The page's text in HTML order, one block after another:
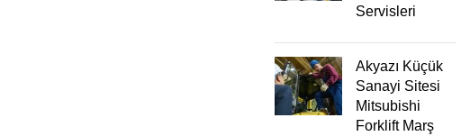
Servisleri
Akyazı Küçük
Sanayi Sitesi
Mitsubishi
Forklift Marş